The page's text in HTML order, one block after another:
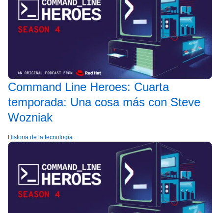
Command Line Heroes: Cuarta
temporada: Una cosa más con Steve
Wozniak
Historia de la tecnología